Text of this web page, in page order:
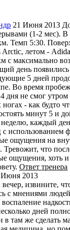
21 Июня 2013
(1-2 мес).
Темп 5:30.
Arctic, летом -
с максимально
день появились
5 дней
Во время
дня не смог
- как будто
минут 5 и
каждый
использованием
ощущения на
Тревожит, что
ощущения, хоть и
Ответ тренера
Июня 2013
извините,
с мнениями
дней
в там же сделать